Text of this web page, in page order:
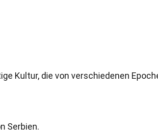
Kultur, die von verschiedenen
Serbien.